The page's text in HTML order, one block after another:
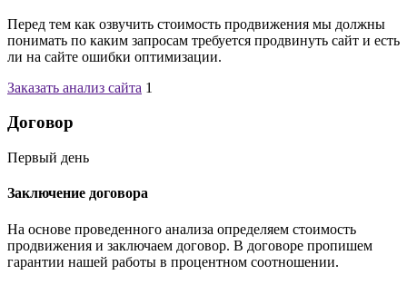
Перед тем как озвучить стоимость продвижения мы должны
понимать по каким запросам требуется продвинуть сайт и есть
ли на сайте ошибки оптимизации.
Заказать анализ сайта 1
Договор
Первый день
Заключение договора
На основе проведенного анализа определяем стоимость
продвижения и заключаем договор. В договоре пропишем
гарантии нашей работы в процентном соотношении.